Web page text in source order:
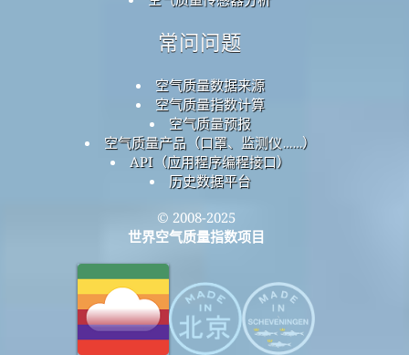
常问问题
空气质量数据来源
空气质量指数计算
空气质量预报
空气质量产品（口罩、监测仪……）
API（应用程序编程接口）
历史数据平台
© 2008-2025
世界空气质量指数项目